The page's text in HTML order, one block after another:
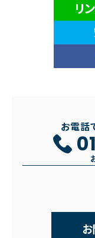
リ
お電話